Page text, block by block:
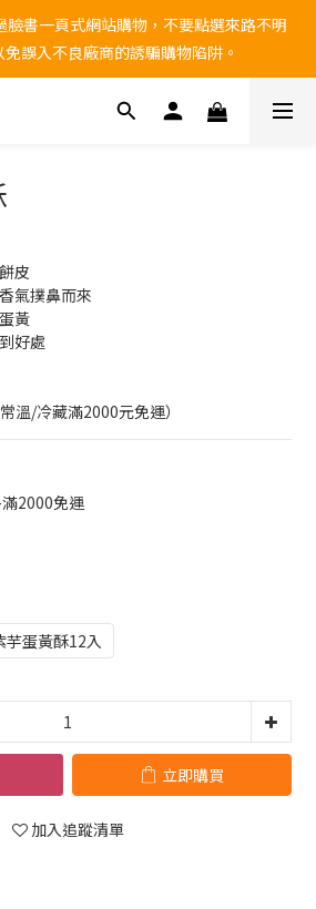
貓物流 「無法保證到貨日配達」 ，有送
請務必自行提前到貨日。
書一頁式網站購物，不要點選來路不明
誤入不良廠商的誘騙購物陷阱。
貓物流 「無法保證到貨日配達」 ，有送
皮
氣撲鼻而來
黃
好處
溫/冷藏滿2000元免運）
2000免運
芋蛋黃酥12入
立即購買
加入追蹤清單